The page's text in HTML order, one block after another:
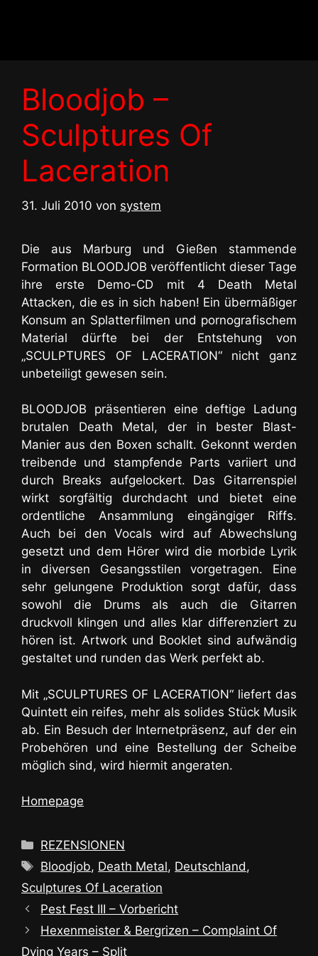
Bloodjob –
Sculptures Of
Laceration
31. Juli 2010 von system
Die aus Marburg und Gießen stammende
Formation BLOODJOB veröffentlicht dieser Tage
ihre erste Demo-CD mit 4 Death Metal
Attacken, die es in sich haben! Ein übermäßiger
Konsum an Splatterfilmen und pornografischem
Material dürfte bei der Entstehung von
„SCULPTURES OF LACERATION“ nicht ganz
unbeteiligt gewesen sein.
BLOODJOB präsentieren eine deftige Ladung
brutalen Death Metal, der in bester Blast-
Manier aus den Boxen schallt. Gekonnt werden
treibende und stampfende Parts variiert und
durch Breaks aufgelockert. Das Gitarrenspiel
wirkt sorgfältig durchdacht und bietet eine
ordentliche Ansammlung eingängiger Riffs.
Auch bei den Vocals wird auf Abwechslung
gesetzt und dem Hörer wird die morbide Lyrik
in diversen Gesangsstilen vorgetragen. Eine
sehr gelungene Produktion sorgt dafür, dass
sowohl die Drums als auch die Gitarren
druckvoll klingen und alles klar differenziert zu
hören ist. Artwork und Booklet sind aufwändig
gestaltet und runden das Werk perfekt ab.
Mit „SCULPTURES OF LACERATION“ liefert das
Quintett ein reifes, mehr als solides Stück Musik
ab. Ein Besuch der Internetpräsenz, auf der ein
Probehören und eine Bestellung der Scheibe
möglich sind, wird hiermit angeraten.
Homepage
Kategorien
REZENSIONEN
Schlagwörter
Bloodjob, Death Metal, Deutschland,
Sculptures Of Laceration
Pest Fest III – Vorbericht
Hexenmeister & Bergrizen – Complaint Of
Dying Years – Split